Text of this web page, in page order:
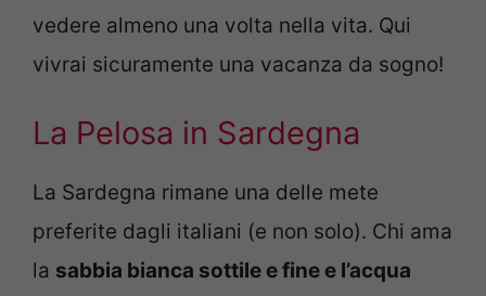
vedere almeno una volta nella vita. Qui
vivrai sicuramente una vacanza da sogno!
La Pelosa in Sardegna
La Sardegna rimane una delle mete
preferite dagli italiani (e non solo). Chi ama
la sabbia bianca sottile e fine e l’acqua